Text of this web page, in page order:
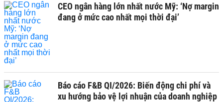
CEO ngân hàng lớn nhất nước Mỹ: ‘Nợ margin
đang ở mức cao nhất mọi thời đại’
Báo cáo F&B QI/2026: Biến động chi phí và
xu hướng bảo vệ lợi nhuận của doanh nghiệp